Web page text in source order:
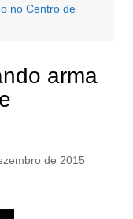
no Centro de
arma
de 2015